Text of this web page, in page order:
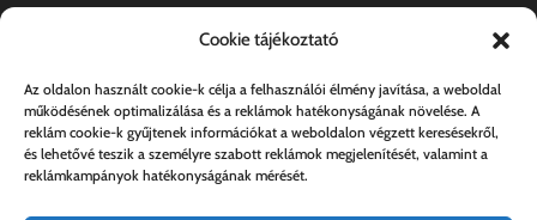
Cookie tájékoztató
Az oldalon használt cookie-k célja a felhasználói élmény javítása, a weboldal
működésének optimalizálása és a reklámok hatékonyságának növelése. A
reklám cookie-k gyűjtenek információkat a weboldalon végzett keresésekről,
és lehetővé teszik a személyre szabott reklámok megjelenítését, valamint a
reklámkampányok hatékonyságának mérését.
Általános szerződési feltételek